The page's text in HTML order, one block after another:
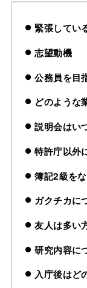
緊張してい
志望動機
公務員を目
どのような
説明会はい
特許庁以外
簿記2級を
ガクチカに
友人は多い
研究内容に
入庁後はど